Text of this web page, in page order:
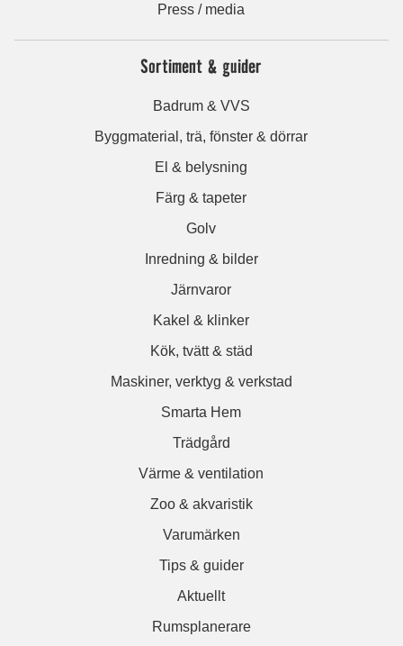
Press / media
Sortiment & guider
Badrum & VVS
Byggmaterial, trä, fönster & dörrar
El & belysning
Färg & tapeter
Golv
Inredning & bilder
Järnvaror
Kakel & klinker
Kök, tvätt & städ
Maskiner, verktyg & verkstad
Smarta Hem
Trädgård
Värme & ventilation
Zoo & akvaristik
Varumärken
Tips & guider
Aktuellt
Rumsplanerare